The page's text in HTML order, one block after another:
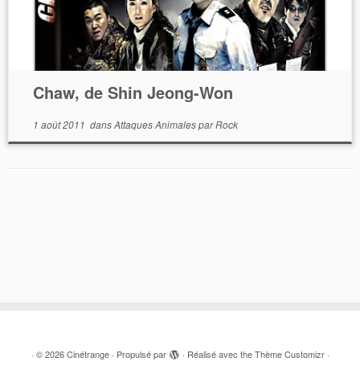
Chaw, de Shin Jeong-Won
1 août 2011 dansAttaques AnimalesparRock
· © 2026 Cinétrange· Propulsé par · Réalisé avec theThème Customizr·